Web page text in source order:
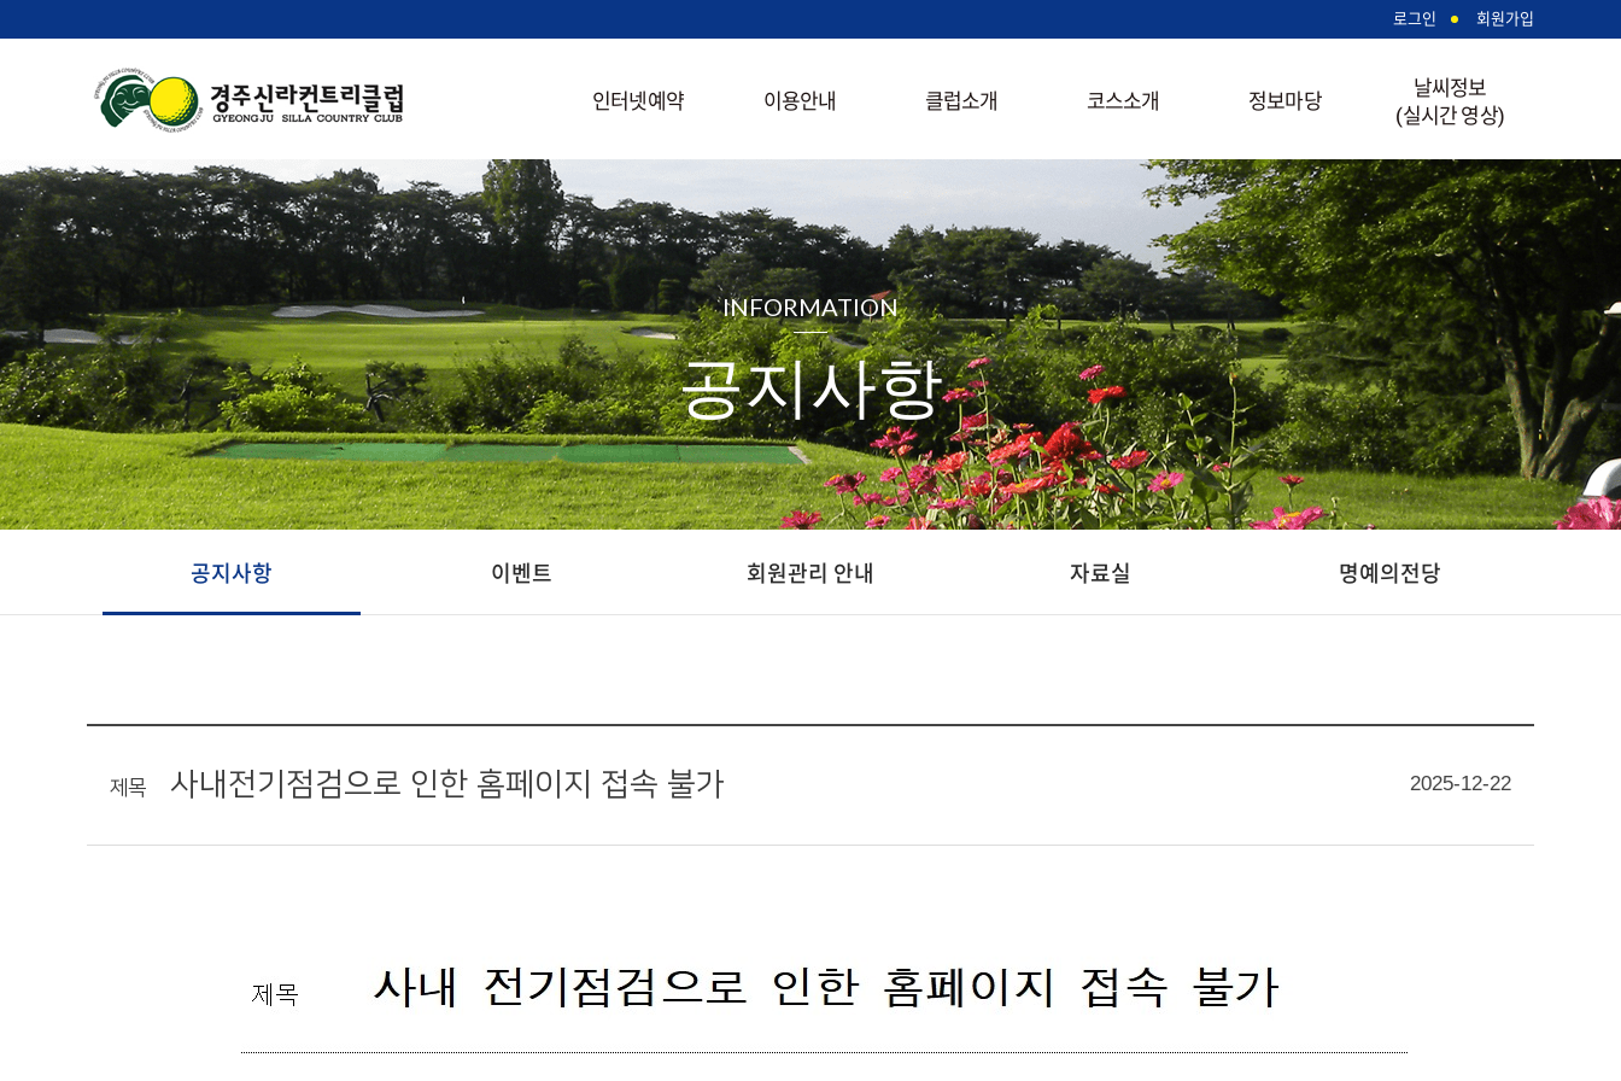
로그인 회원가입
인터넷예약 이용안내 클럽소개 코스소개 정보마당
날씨정보
(실시간 영상)
INFORMATION
공지사항
공지사항 이벤트 회원관리 안내 자료실 명예의전당
제목 사내전기점검으로 인한 홈페이지 접속 불가 2025-12-22